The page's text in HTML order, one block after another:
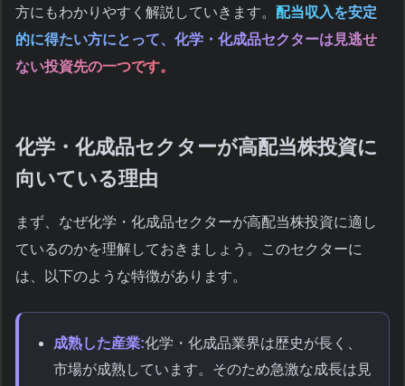
方にもわかりやすく解説していきます。 配当収入を安定
的に得たい方にとって、化学・化成品セクターは見逃せ
ない投資先の一つです。
化学・化成品セクターが高配当株投資に
向いている理由
まず、なぜ化学・化成品セクターが高配当株投資に適し
ているのかを理解しておきましょう。このセクターに
は、以下のような特徴があります。
成熟した産業:化学・化成品業界は歴史が長く、
市場が成熟しています。そのため急激な成長は見